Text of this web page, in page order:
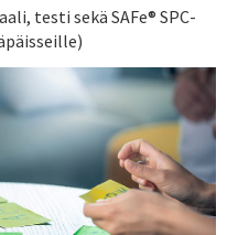
testi sekä SAFe® SPC-